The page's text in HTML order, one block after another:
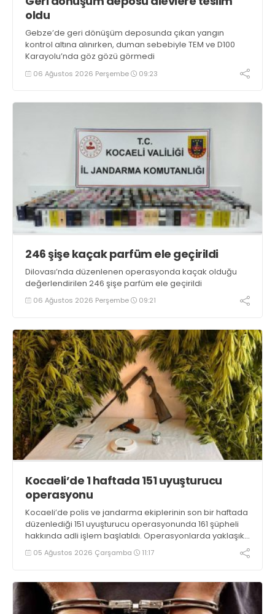
oldu
Gebze’de geri dönüşüm deposunda çıkan yangın
kontrol altına alınırken, duman sebebiyle TEM ve D100
Karayolu’nda göz gözü görmedi
06 Ağustos 2026 Perşembe 09:23
246 şişe kaçak parfüm ele geçirildi
Dilovası’nda düzenlenen operasyonda kaçak olduğu
değerlendirilen 246 şişe parfüm ele geçirildi
06 Ağustos 2026 Perşembe 09:21
Kocaeli’de 1 haftada 151 uyuşturucu
operasyonu
Kocaeli’de polis ve jandarma ekiplerinin son bir haftada
düzenlediği 151 uyuşturucu operasyonunda 161 şüpheli
hakkında adli işlem başlatıldı. Operasyonlarda yaklaşık
2 kilogram uyuşturucu madde ile 121 kök kenevir bitkisi
ele geçirilirken, 9 şüpheli tutuklandı
05 Ağustos 2026 Çarşamba 11:17